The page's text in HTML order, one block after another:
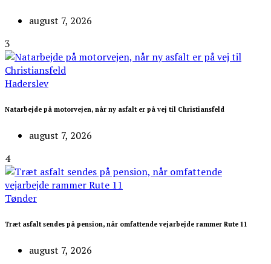
august 7, 2026
3
Haderslev
Natarbejde på motorvejen, når ny asfalt er på vej til Christiansfeld
august 7, 2026
4
Tønder
Træt asfalt sendes på pension, når omfattende vejarbejde rammer Rute 11
august 7, 2026